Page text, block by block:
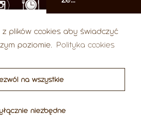
z plików cookies aby świadczyć
poziomie. Polityka cookies
na wszystkie
niezbędne
U Myśliwych
Libelta 37, 61-707 Poznań
,sklep@umysliwych.com
Regulamin Polityka cookies
Unię Europejską w ramach Krajowego Planu Odbudowy i